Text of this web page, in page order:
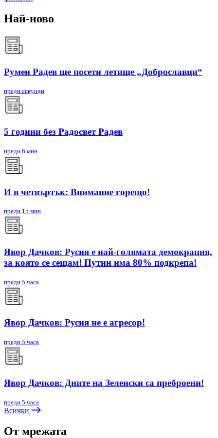
Най-ново
Румен Радев ще посети летище „Доброславци“
преди секунди
5 години без Радосвет Радев
преди 6 мин
И в четвъртък: Внимание горещо!
преди 15 мин
Явор Дачков: Русия е най-голямата демокрация,
за която се сещам! Путин има 80% подкрепа!
преди 5 часа
Явор Дачков: Русия не е агресор!
преди 5 часа
Явор Дачков: Дните на Зеленски са преброени!
преди 5 часа
Всички
От мрежата